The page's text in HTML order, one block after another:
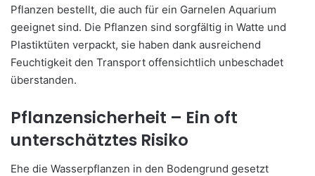
Pflanzen bestellt, die auch für ein Garnelen Aquarium
geeignet sind. Die Pflanzen sind sorgfältig in Watte und
Plastiktüten verpackt, sie haben dank ausreichend
Feuchtigkeit den Transport offensichtlich unbeschadet
überstanden.
Pflanzensicherheit – Ein oft
unterschätztes Risiko
Ehe die Wasserpflanzen in den Bodengrund gesetzt